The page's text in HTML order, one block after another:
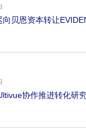
向贝恩资本转让
协作推进转化研